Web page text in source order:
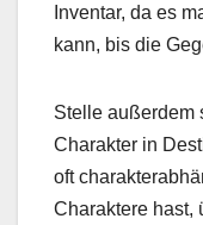
Inventar, da es
kann, bis die
Stelle außerdem
Charakter in
oft
Charaktere hast,